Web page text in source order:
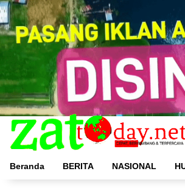
Beranda BERITA NASIONAL